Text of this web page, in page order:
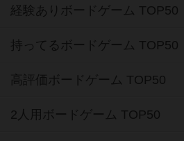
経験ありボードゲーム TOP50
持ってるボードゲーム TOP50
高評価ボードゲーム TOP50
2人用ボードゲーム TOP50